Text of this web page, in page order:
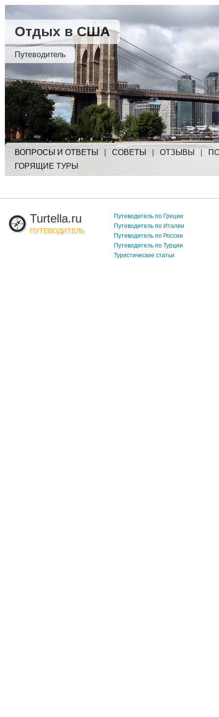
Отдых в США
Путеводитель
ВОПРОСЫ И ОТВЕТЫ СОВЕТЫ ОТЗЫВЫ
ГОРЯЩИЕ ТУРЫ
Turtella.ru
ПУТЕВОДИТЕЛЬ
Путеводитель по Греции
Путеводитель по Италии
Путеводитель по России
Путеводитель по Турции
Туристические статьи